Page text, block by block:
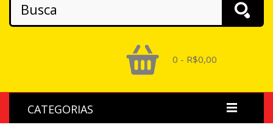
0 - R$0,00
CATEGORIAS